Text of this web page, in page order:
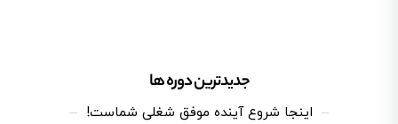
جدیدترین دوره‌ ها
اینجا شروع آینده موفق شغلی شماست!